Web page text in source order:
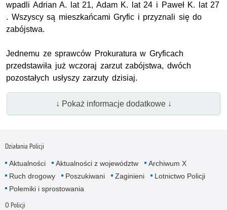
wpadli Adrian A. lat 21, Adam K. lat 24 i Paweł K. lat 27
. Wszyscy są mieszkańcami Gryfic i przyznali się do
zabójstwa.
Jednemu ze sprawców Prokuratura w Gryficach
przedstawiła już wczoraj zarzut zabójstwa, dwóch
pozostałych usłyszy zarzuty dzisiaj.
↓ Pokaż informacje dodatkowe ↓
Działania Policji
Aktualności Aktualności z województw
Archiwum X
Ruch drogowy
Poszukiwani Zaginieni
Lotnictwo Policji
Polemiki i sprostowania
O Policji